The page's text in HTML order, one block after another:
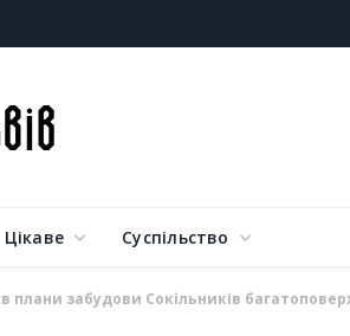
Цікаве Суспільство
плани забудови Сокільників